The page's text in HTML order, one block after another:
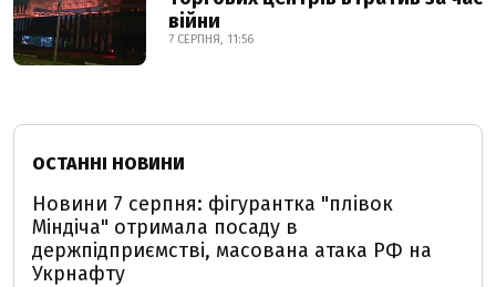
війни
7 СЕРПНЯ, 11:56
ОСТАННІ НОВИНИ
Новини 7 серпня: фігурантка "плівок
Міндіча" отримала посаду в
держпідприємстві, масована атака РФ на
Укрнафту